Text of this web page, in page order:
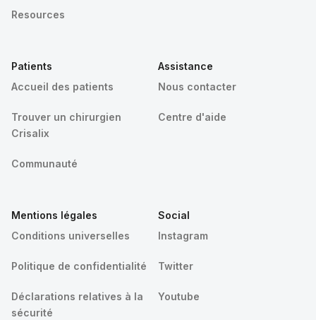
Resources
Patients
Accueil des patients
Trouver un chirurgien
Crisalix
Communauté
Assistance
Nous contacter
Centre d'aide
Mentions légales
Conditions universelles
Politique de confidentialité
Déclarations relatives à la
sécurité
Social
Instagram
Twitter
Youtube